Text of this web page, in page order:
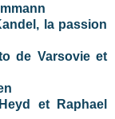
la passion
de Varsovie et
et Raphael